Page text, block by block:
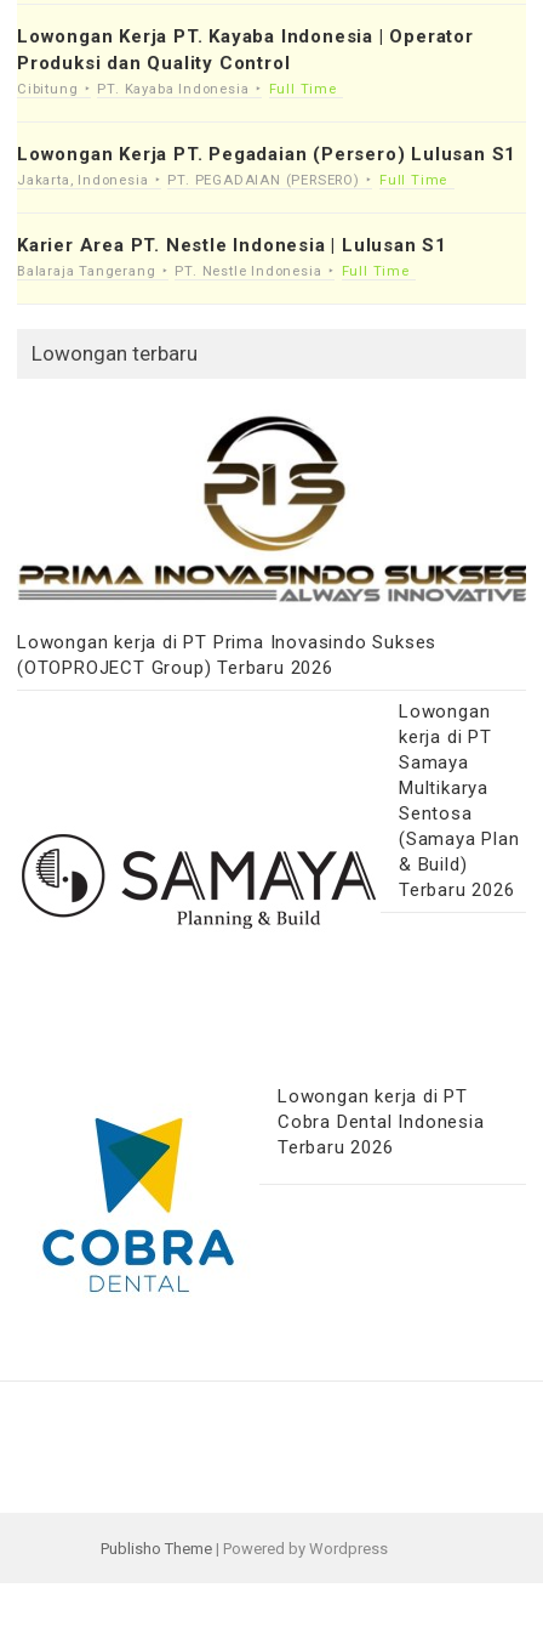
Lowongan Kerja PT. Kayaba Indonesia | Operator
Produksi dan Quality Control
Cibitung PT. Kayaba Indonesia Full Time
Lowongan Kerja PT. Pegadaian (Persero) Lulusan S1
Jakarta, Indonesia PT. PEGADAIAN (PERSERO) Full Time
Karier Area PT. Nestle Indonesia | Lulusan S1
Balaraja Tangerang PT. Nestle Indonesia Full Time
Lowongan terbaru
Lowongan kerja di PT Prima Inovasindo Sukses
(OTOPROJECT Group) Terbaru 2026
Lowongan
kerja di PT
Samaya
Multikarya
Sentosa
(Samaya Plan
& Build)
Terbaru 2026
Lowongan kerja di PT
Cobra Dental Indonesia
Terbaru 2026
Publisho Theme | Powered by Wordpress